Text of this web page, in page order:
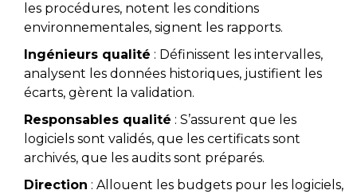
les procédures, notent les conditions
environnementales, signent les rapports.
Ingénieurs qualité : Définissent les intervalles,
analysent les données historiques, justifient les
écarts, gèrent la validation.
Responsables qualité : S’assurent que les
logiciels sont validés, que les certificats sont
archivés, que les audits sont préparés.
Direction : Allouent les budgets pour les logiciels,